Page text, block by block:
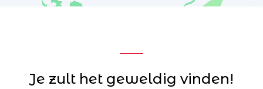
Je zult het geweldig vinden!